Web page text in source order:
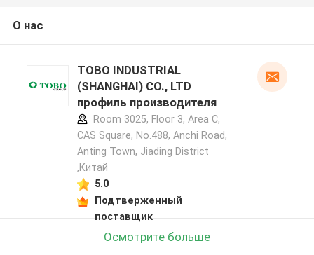
О нас
TOBO INDUSTRIAL
(SHANGHAI) CO., LTD
профиль производителя
Room 3025, Floor 3, Area C,
CAS Square, No.488, Anchi Road,
Anting Town, Jiading District
,Китай
5.0
Подтверженный
поставщик
Осмотрите больше